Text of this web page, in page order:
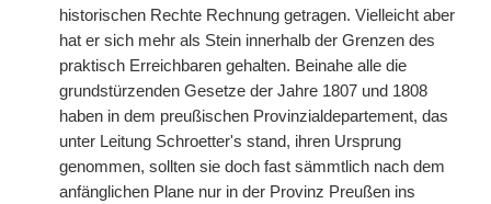
historischen Rechte Rechnung getragen. Vielleicht aber
hat er sich mehr als Stein innerhalb der Grenzen des
praktisch Erreichbaren gehalten. Beinahe alle die
grundstürzenden Gesetze der Jahre 1807 und 1808
haben in dem preußischen Provinzialdepartement, das
unter Leitung Schroetter's stand, ihren Ursprung
genommen, sollten sie doch fast sämmtlich nach dem
anfänglichen Plane nur in der Provinz Preußen ins